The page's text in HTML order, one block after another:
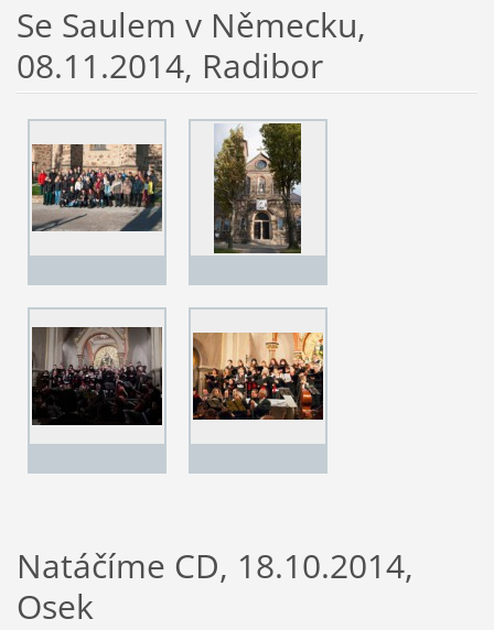
Se Saulem v Německu,
08.11.2014, Radibor
Natáčíme CD, 18.10.2014,
Osek